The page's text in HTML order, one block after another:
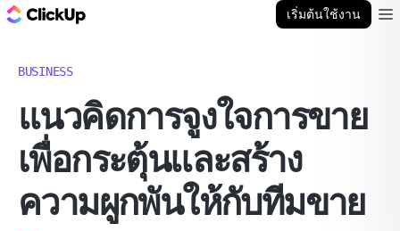
เริ่มต้นใช้งาน
BUSINESS
แนวคิดการจูงใจการขาย
เพื่อกระตุ้นและสร้าง
ความผูกพันให้กับทีมขาย